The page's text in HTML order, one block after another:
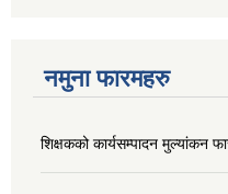
नमुना फारमहरु
शिक्षकको कार्यसम्पादन मुल्यांकन